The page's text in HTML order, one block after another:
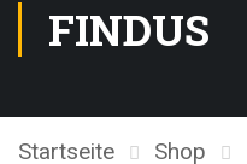
FINDUS
Startseite Shop